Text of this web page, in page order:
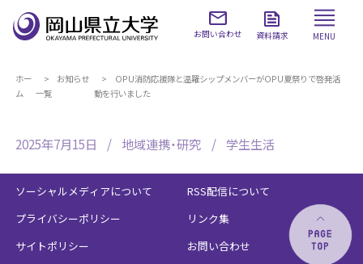
お問い合わせ 資料請求 MENU
ホー
ム
お知らせ
一覧
OPU消防応援隊と温羅シップメンバーがOPU夏祭りで啓発活
動を行いました
2025年7月15日 地域連携・研究 学生生活
ソーシャルメディアについて
プライバシーポリシー
サイトポリシー
RSS配信について
リンク集
お問い合わせ